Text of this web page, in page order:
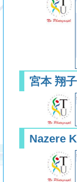
宮本 翔子
Nazere